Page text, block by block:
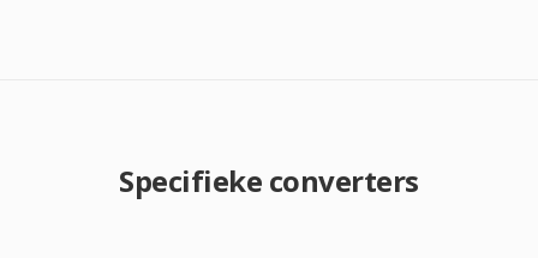
Specifieke converters